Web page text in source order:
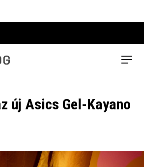
Menu
új Asics Gel-Kayano